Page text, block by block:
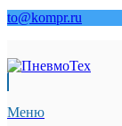
to@kompr.ru
Меню